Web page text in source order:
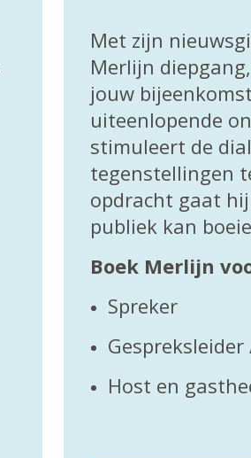
Met zijn
Merlijn
jouw
uiteenlopende
stimuleert de
tegenstellingen
opdracht gaat
publiek kan
Boek Merlijn
Spreker
Host en